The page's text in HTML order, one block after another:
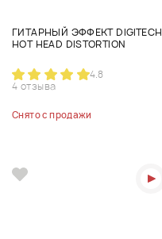
ГИТАРНЫЙ ЭФФЕКТ DIGITECH
HOT HEAD DISTORTION
4.8
4 отзыва
Снято с продажи